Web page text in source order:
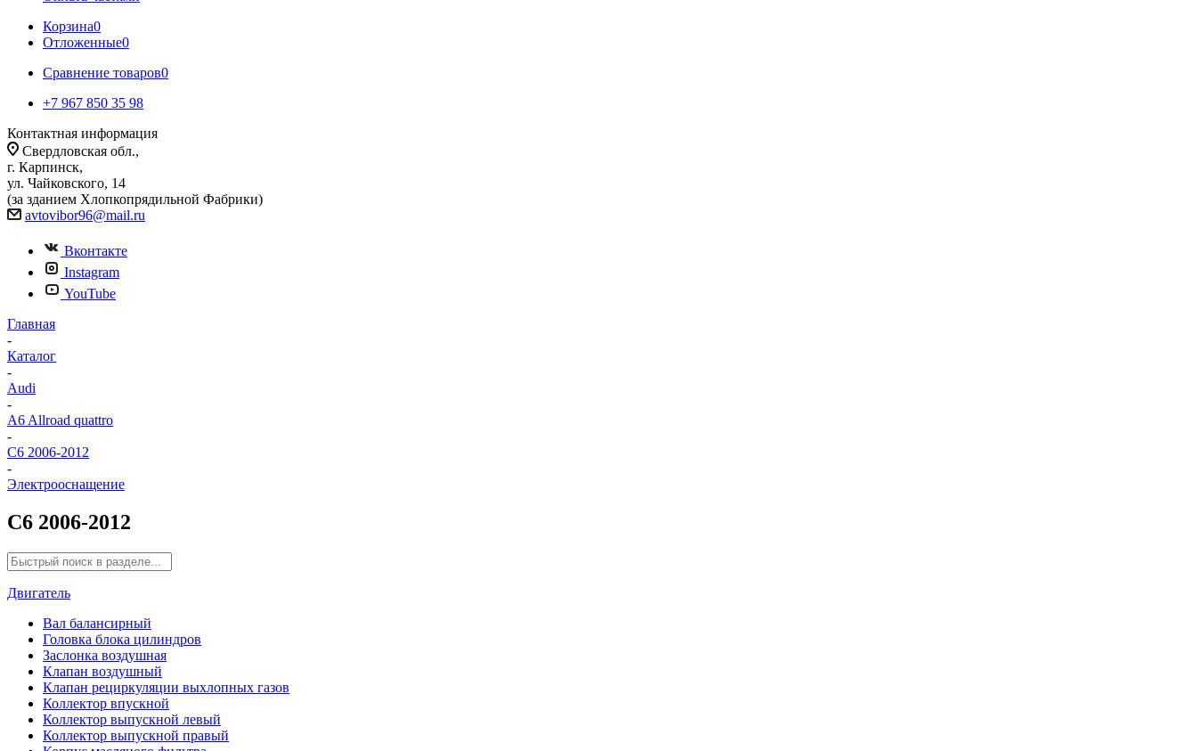
Корзина0
Отложенные0
Сравнение товаров0
+7 967 850 35 98
Контактная информация
Свердловская обл.,
г. Карпинск,
ул. Чайковского, 14
(за зданием Хлопкопрядильной Фабрики)
avtovibor96@mail.ru
Вконтакте
Instagram
YouTube
Главная
-
Каталог
-
Audi
-
A6 Allroad quattro
-
C6 2006-2012
-
Электрооснащение
C6 2006-2012
Двигатель
Вал балансирный
Головка блока цилиндров
Заслонка воздушная
Клапан воздушный
Клапан рециркуляции выхлопных газов
Коллектор впускной
Коллектор выпускной левый
Коллектор выпускной правый